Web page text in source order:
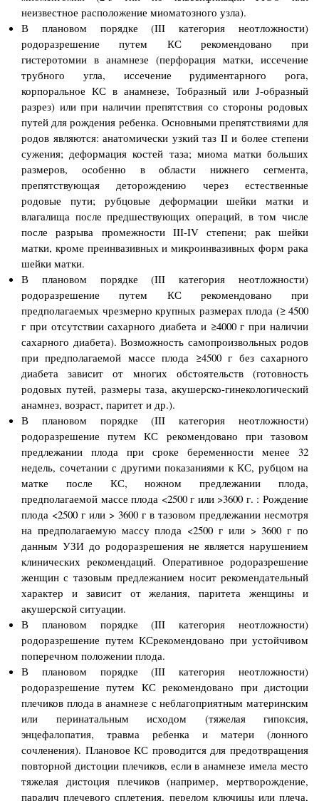
неизвестное расположение миоматозного узла).
В плановом порядке (III категория неотложности)
родоразрешение путем КС рекомендовано при
гистеротомии в анамнезе (перфорация матки, иссечение
трубного угла, иссечение рудиментарного рога,
корпоральное КС в анамнезе, Тобразный или J-образный
разрез) или при наличии препятствия со стороны родовых
путей для рождения ребенка. Основными препятствиями для
родов являются: анатомически узкий таз II и более степени
сужения; деформация костей таза; миома матки больших
размеров, особенно в области нижнего сегмента,
препятствующая деторождению через естественные
родовые пути; рубцовые деформации шейки матки и
влагалища после предшествующих операций, в том числе
после разрыва промежности III-IV степени; рак шейки
матки, кроме преинвазивных и микроинвазивных форм рака
шейки матки.
В плановом порядке (III категория неотложности)
родоразрешение путем КС рекомендовано при
предполагаемых чрезмерно крупных размерах плода (≥ 4500
г при отсутствии сахарного диабета и ≥4000 г при наличии
сахарного диабета). Возможность самопроизвольных родов
при предполагаемой массе плода ≥4500 г без сахарного
диабета зависит от многих обстоятельств (готовность
родовых путей, размеры таза, акушерско-гинекологический
анамнез, возраст, паритет и др.).
В плановом порядке (III категория неотложности)
родоразрешение путем КС рекомендовано при тазовом
предлежании плода при сроке беременности менее 32
недель, сочетании с другими показаниями к КС, рубцом на
матке после КС, ножном предлежании плода,
предполагаемой массе плода <2500 г или >3600 г. : Рождение
плода <2500 г или > 3600 г в тазовом предлежании несмотря
на предполагаемую массу плода <2500 г или > 3600 г по
данным УЗИ до родоразрешения не является нарушением
клинических рекомендаций. Оперативное родоразрешение
женщин с тазовым предлежанием носит рекомендательный
характер и зависит от желания, паритета женщины и
акушерской ситуации.
В плановом порядке (III категория неотложности)
родоразрешение путем КСрекомендовано при устойчивом
поперечном положении плода.
В плановом порядке (III категория неотложности)
родоразрешение путем КС рекомендовано при дистоции
плечиков плода в анамнезе с неблагоприятным материнским
или перинатальным исходом (тяжелая гипоксия,
энцефалопатия, травма ребенка и матери (лонного
сочленения). Плановое КС проводится для предотвращения
повторной дистоции плечиков, если в анамнезе имела место
тяжелая дистоция плечиков (например, мертворождение,
паралич плечевого сплетения, перелом ключицы или плеча,